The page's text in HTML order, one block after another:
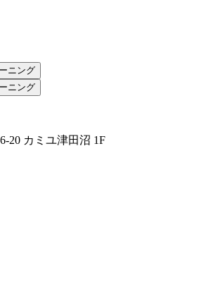
ニング
ニング
20 カミユ津田沼 1F